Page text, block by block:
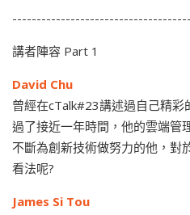
講者陣容 Part 1
David Chu
曾經在cTalk#23講述過自己精彩
過了接近一年時間，他的雲端管
不斷為創新技術做努力的他，對
看法呢?
James Si Tou